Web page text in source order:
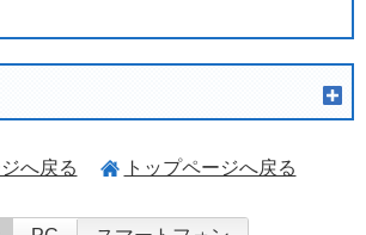
へ戻る トップページへ戻る